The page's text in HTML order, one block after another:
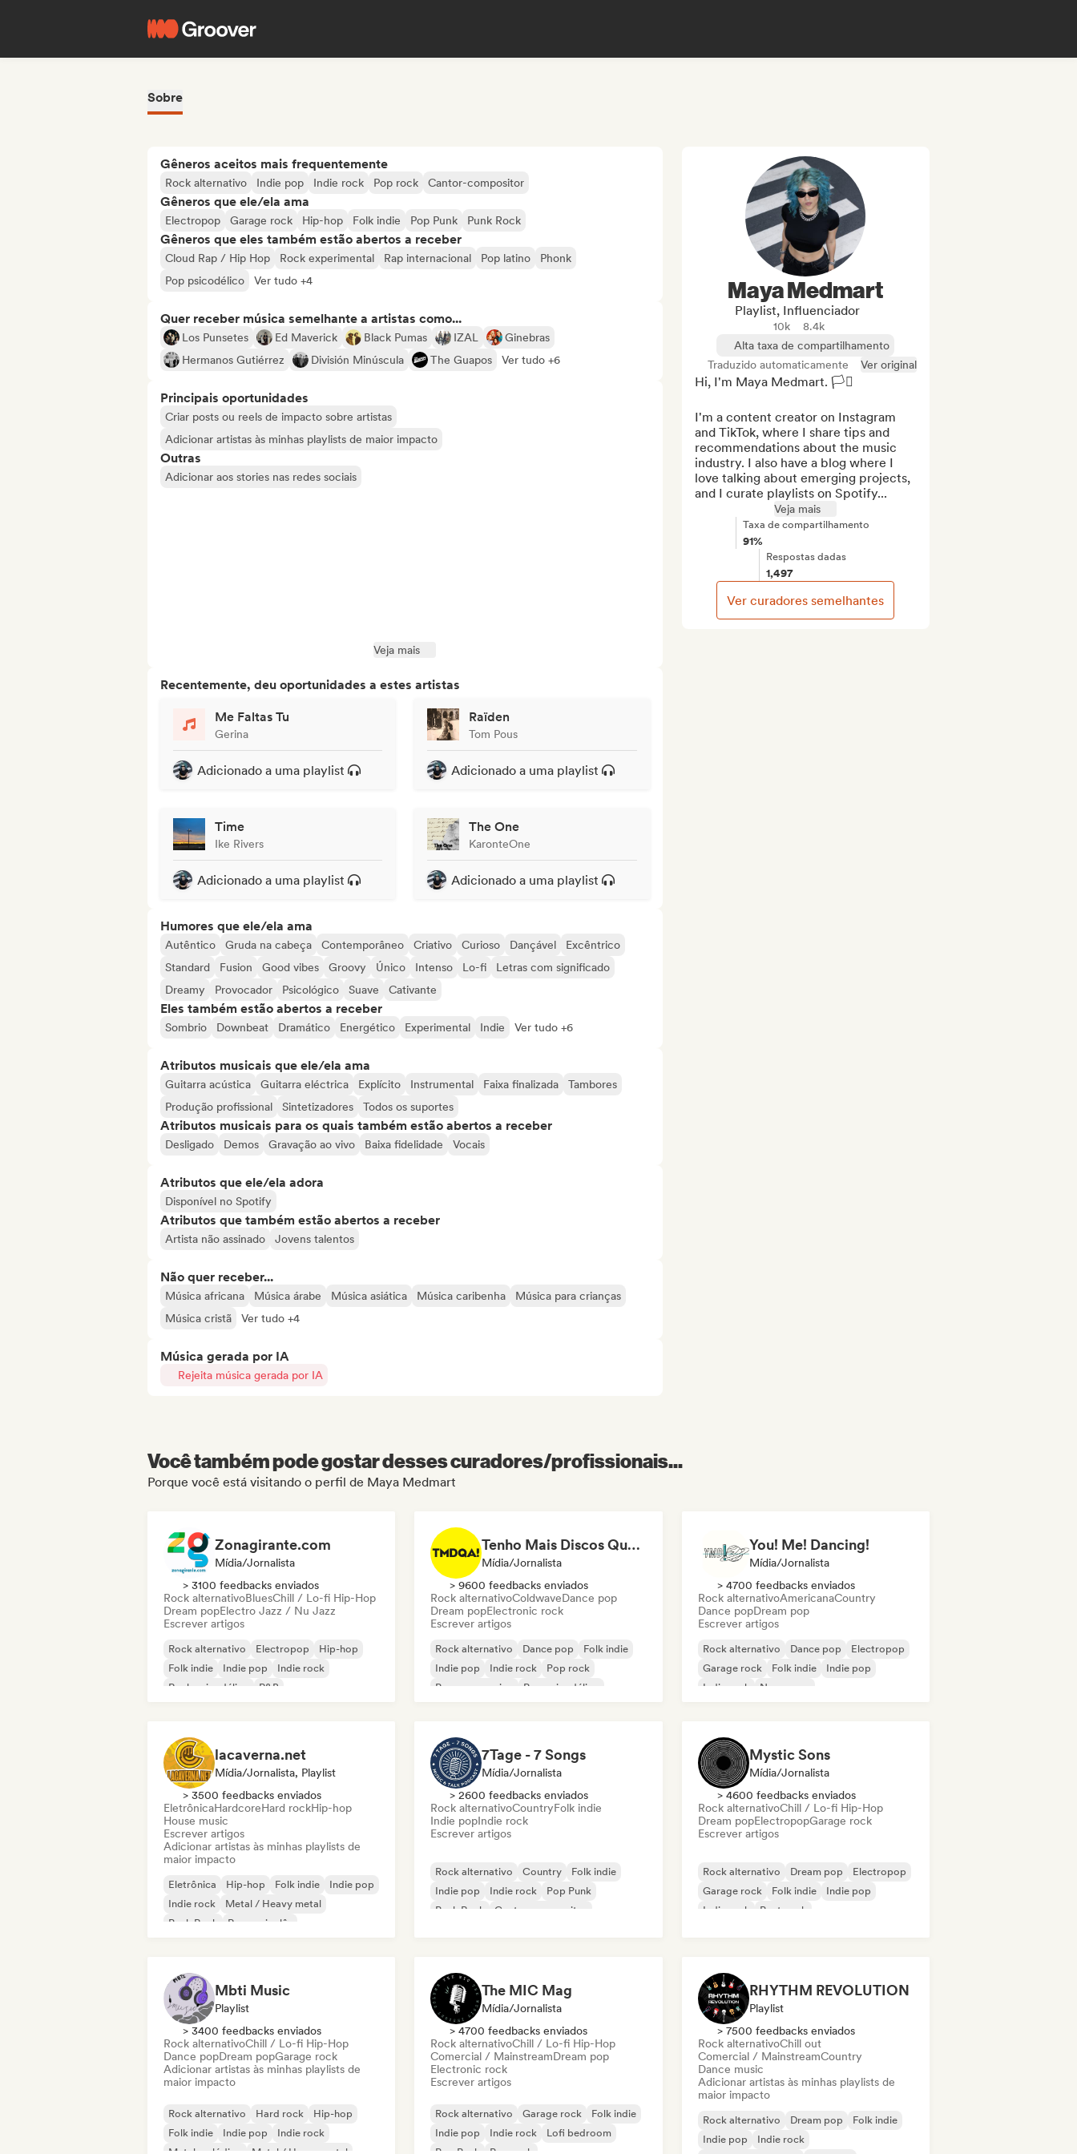
Sobre
Gêneros aceitos mais frequentemente
Rock alternativo Indie pop Indie rock Pop rock Cantor-compositor
Gêneros que ele/ela ama
Electropop Garage rock Hip-hop Folk indie Pop Punk Punk Rock
Gêneros que eles também estão abertos a receber
Cloud Rap / Hip Hop Rock experimental Rap internacional Pop latino
Phonk
Pop psicodélico
Ver tudo +4
Quer receber música semelhante a artistas como...
Los Punsetes Ed Maverick Black Pumas IZAL
Ginebras
Hermanos Gutiérrez
División Minúscula The Guapos Ver tudo +6
Principais oportunidades
Criar posts ou reels de impacto sobre artistas
Adicionar artistas às minhas playlists de maior impacto
Outras
Adicionar aos stories nas redes sociais
Veja mais
Recentemente, deu oportunidades a estes artistas
Me Faltas Tu
Gerina
Adicionado a uma playlist
Raïden
Tom Pous
Adicionado a uma playlist
Time
Ike Rivers
Adicionado a uma playlist
The One
KaronteOne
Adicionado a uma playlist
Humores que ele/ela ama
Autêntico Gruda na cabeça Contemporâneo Criativo Curioso Dançável
Excêntrico
Standard
Fusion Good vibes Groovy Único Intenso Lo-fi
Letras com significado
Dreamy
Provocador Psicológico Suave Cativante
Eles também estão abertos a receber
Sombrio Downbeat Dramático Energético Experimental Indie Ver tudo +6
Atributos musicais que ele/ela ama
Guitarra acústica Guitarra eléctrica Explícito Instrumental Faixa finalizada
Tambores
Produção profissional
Sintetizadores Todos os suportes
Atributos musicais para os quais também estão abertos a receber
Desligado Demos Gravação ao vivo Baixa fidelidade Vocais
Atributos que ele/ela adora
Disponível no Spotify
Atributos que também estão abertos a receber
Artista não assinado Jovens talentos
Não quer receber...
Música africana Música árabe Música asiática Música caribenha
Música para crianças
Música cristã
Ver tudo +4
Música gerada por IA
Rejeita música gerada por IA
Maya Medmart
Playlist, Influenciador
10k
8.4k
Alta taxa de compartilhamento
Traduzido automaticamente
Ver original
Hi, I'm Maya Medmart. 🏳️‍⚧️
I'm a content creator on Instagram
and TikTok, where I share tips and
recommendations about the music
industry. I also have a blog where I
love talking about emerging projects,
and I curate playlists on Spotify...
Veja mais
Taxa de compartilhamento
91%
Respostas dadas
1,497
Ver curadores semelhantes
Você também pode gostar desses curadores/profissionais...
Porque você está visitando o perfil de Maya Medmart
Zonagirante.com
Mídia/Jornalista
> 3100 feedbacks enviados
Rock alternativoBluesChill / Lo-fi Hip-Hop
Dream popElectro Jazz / Nu Jazz
Escrever artigos
Rock alternativo Electropop
Hip-hop
Folk indie
Indie pop
Indie rock
Rock psicodélico
R&B
Tenho Mais Discos Que Amigos!
Mídia/Jornalista
> 9600 feedbacks enviados
Rock alternativoColdwaveDance pop
Dream popElectronic rock
Escrever artigos
Rock alternativo Dance pop
Folk indie
Indie pop
Indie rock
Pop rock
Pop progressivo
Pop psicodélico
You! Me! Dancing!
Mídia/Jornalista
> 4700 feedbacks enviados
Rock alternativoAmericanaCountry
Dance popDream pop
Escrever artigos
Rock alternativo Dance pop
Electropop
Garage rock
Folk indie
Indie pop
Indie rock
New wave
lacaverna.net
Mídia/Jornalista, Playlist
> 3500 feedbacks enviados
EletrônicaHardcoreHard rockHip-hop
House music
Escrever artigos
Adicionar artistas às minhas playlists de
maior impacto
Eletrônica Hip-hop Folk indie
Indie pop
Indie rock
Metal / Heavy metal
Punk Rock
Rap em inglês
7Tage - 7 Songs
Mídia/Jornalista
> 2600 feedbacks enviados
Rock alternativoCountryFolk indie
Indie popIndie rock
Escrever artigos
Rock alternativo Country
Folk indie
Indie pop
Indie rock
Pop Punk
Punk Rock
Cantor-compositor
Mystic Sons
Mídia/Jornalista
> 4600 feedbacks enviados
Rock alternativoChill / Lo-fi Hip-Hop
Dream popElectropopGarage rock
Escrever artigos
Rock alternativo Dream pop
Electropop
Garage rock
Folk indie
Indie pop
Indie rock
Post punk
Mbti Music
Playlist
> 3400 feedbacks enviados
Rock alternativoChill / Lo-fi Hip-Hop
Dance popDream popGarage rock
Adicionar artistas às minhas playlists de
maior impacto
Rock alternativo Hard rock
Hip-hop
Folk indie
Indie pop
Indie rock
The MIC Mag
Mídia/Jornalista
> 4700 feedbacks enviados
Rock alternativoChill / Lo-fi Hip-Hop
Comercial / MainstreamDream pop
Electronic rock
Escrever artigos
Rock alternativo Garage rock
Folk indie
Indie pop
Indie rock
Lofi bedroom
RHYTHM REVOLUTION
Playlist
> 7500 feedbacks enviados
Rock alternativoChill out
Comercial / MainstreamCountry
Dance music
Adicionar artistas às minhas playlists de
maior impacto
Rock alternativo Dream pop
Folk indie
Indie pop
Indie rock